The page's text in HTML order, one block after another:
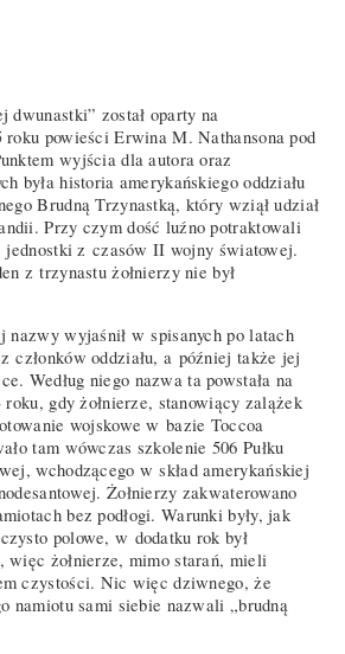
dwunastki” został oparty na
powieści Erwina M. Nathansona pod
wyjścia dla autora oraz
była historia amerykańskiego oddziału
Brudną Trzynastką, który wziął udział
Przy czym dość luźno potraktowali
z czasów II wojny światowej.
z trzynastu żołnierzy nie był
nazwy wyjaśnił w spisanych po latach
członków oddziału, a później także jej
Według niego nazwa ta powstała na
roku, gdy żołnierze, stanowiący zalążek
wojskowe w bazie Toccoa
tam wówczas szkolenie 506 Pułku
wchodzącego w skład amerykańskiej
Żołnierzy zakwaterowano
bez podłogi. Warunki były, jak
polowe, w dodatku rok był
więc żołnierze, mimo starań, mieli
czystości. Nic więc dziwnego, że
namiotu sami siebie nazwali „brudną